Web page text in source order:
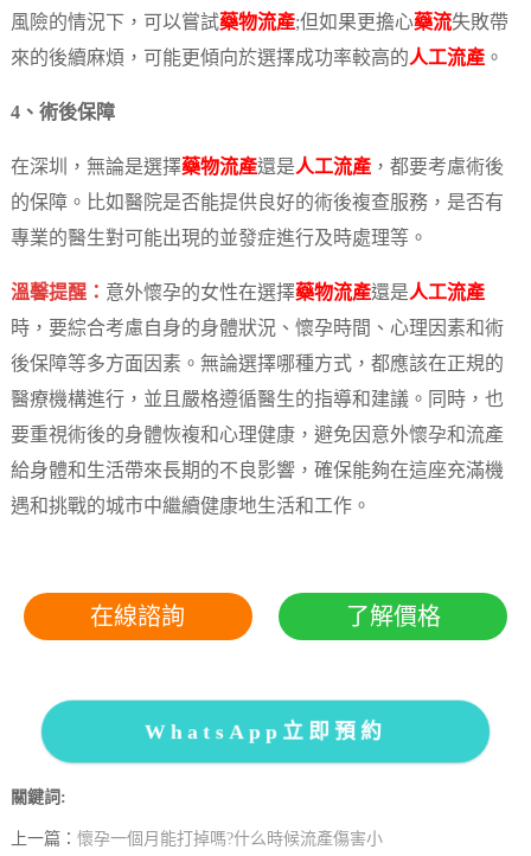
風險的情況下，可以嘗試藥物流產;但如果更擔心藥流失敗帶
來的後續麻煩，可能更傾向於選擇成功率較高的人工流產。
4、術後保障
在深圳，無論是選擇藥物流產還是人工流產，都要考慮術後
的保障。比如醫院是否能提供良好的術後複查服務，是否有
專業的醫生對可能出現的並發症進行及時處理等。
溫馨提醒： 意外懷孕的女性在選擇藥物流產還是人工流產
時，要綜合考慮自身的身體狀況、懷孕時間、心理因素和術
後保障等多方面因素。無論選擇哪種方式，都應該在正規的
醫療機構進行，並且嚴格遵循醫生的指導和建議。同時，也
要重視術後的身體恢複和心理健康，避免因意外懷孕和流產
給身體和生活帶來長期的不良影響，確保能夠在這座充滿機
遇和挑戰的城市中繼續健康地生活和工作。
在線諮詢 了解價格
WhatsApp立即預約
關鍵詞:
上一篇： 懷孕一個月能打掉嗎?什么時候流產傷害小